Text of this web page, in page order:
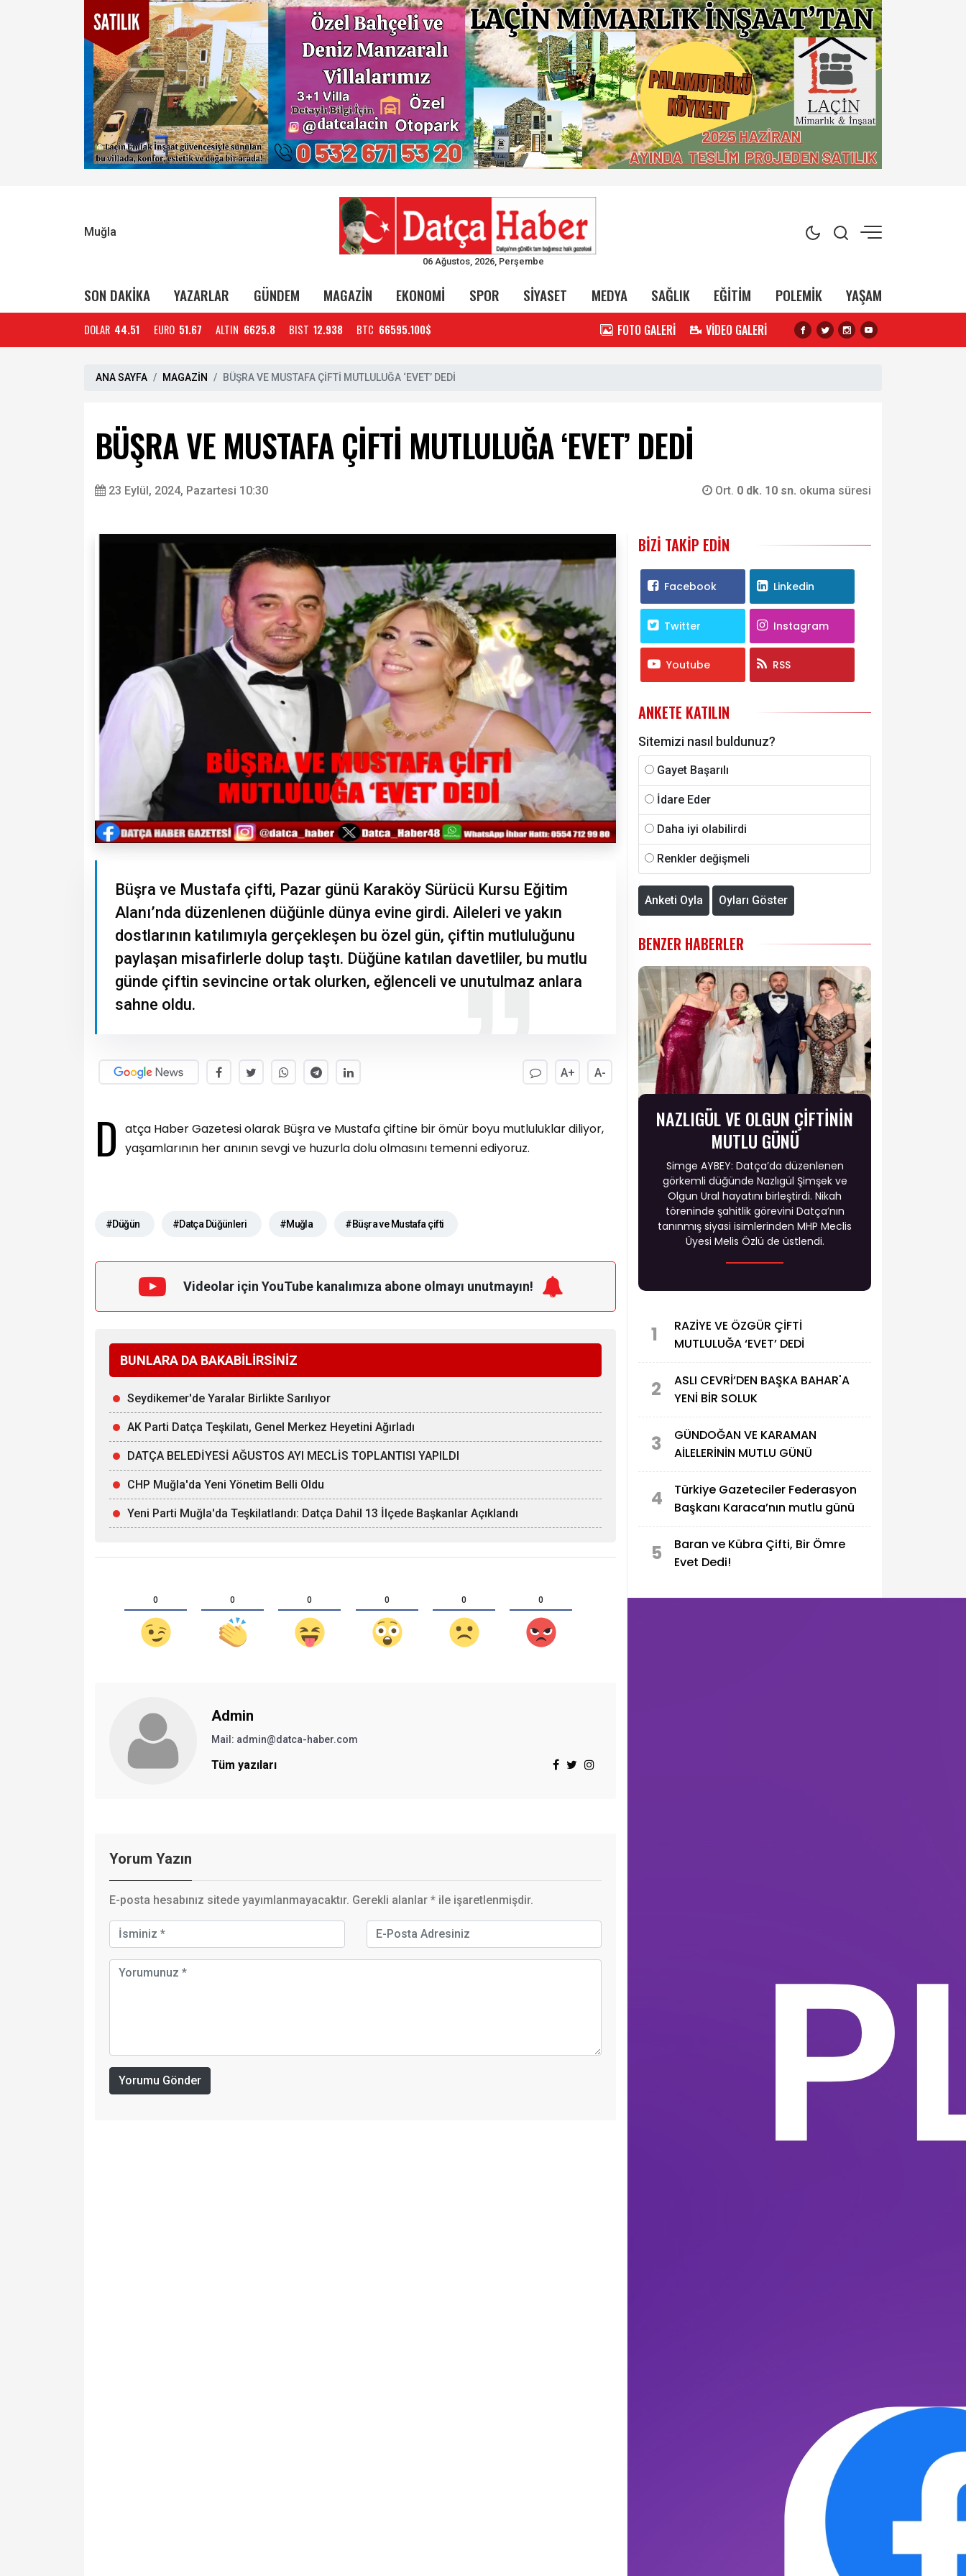
Muğla
06 Ağustos, 2026, Perşembe
SON DAKİKA YAZARLAR GÜNDEM MAGAZİN EKONOMİ SPOR SİYASET MEDYA SAĞLIK EĞİTİM POLEMİK YAŞAM
DOLAR 44.51 EURO 51.67 ALTIN 6625.8 BIST 12.938 BTC 66595.100$ FOTO GALERİ VİDEO GALERİ
ANA SAYFA MAGAZİN BÜŞRA VE MUSTAFA ÇİFTİ MUTLULUĞA ‘EVET’ DEDİ
BÜŞRA VE MUSTAFA ÇİFTİ MUTLULUĞA ‘EVET’ DEDİ
23 Eylül, 2024, Pazartesi 10:30 Ort. 0 dk. 10 sn. okuma süresi
Büşra ve Mustafa çifti, Pazar günü Karaköy Sürücü Kursu Eğitim
Alanı’nda düzenlenen düğünle dünya evine girdi. Aileleri ve yakın
dostlarının katılımıyla gerçekleşen bu özel gün, çiftin mutluluğunu
paylaşan misafirlerle dolup taştı. Düğüne katılan davetliler, bu mutlu
günde çiftin sevincine ortak olurken, eğlenceli ve unutulmaz anlara
sahne oldu.
A+ A-
D atça Haber Gazetesi olarak Büşra ve Mustafa çiftine bir ömür boyu mutluluklar diliyor,
yaşamlarının her anının sevgi ve huzurla dolu olmasını temenni ediyoruz.
#Düğün #Datça Düğünleri #Muğla #Büşra ve Mustafa çifti
Videolar için YouTube kanalımıza abone olmayı unutmayın!
BUNLARA DA BAKABİLİRSİNİZ
Seydikemer'de Yaralar Birlikte Sarılıyor
AK Parti Datça Teşkilatı, Genel Merkez Heyetini Ağırladı
DATÇA BELEDİYESİ AĞUSTOS AYI MECLİS TOPLANTISI YAPILDI
CHP Muğla'da Yeni Yönetim Belli Oldu
Yeni Parti Muğla'da Teşkilatlandı: Datça Dahil 13 İlçede Başkanlar Açıklandı
0 0 0 0 0 0
Admin
Mail: admin@datca-haber.com
Tüm yazıları
Yorum Yazın
E-posta hesabınız sitede yayımlanmayacaktır. Gerekli alanlar * ile işaretlenmişdir.
Yorumu Gönder
BIZI TAKIP EDIN
Facebook Linkedin
Twitter Instagram
Youtube RSS
ANKETE KATILIN
Sitemizi nasıl buldunuz?
Gayet Başarılı
İdare Eder
Daha iyi olabilirdi
Renkler değişmeli
Anketi Oyla Oyları Göster
BENZER HABERLER
NAZLIGÜL VE OLGUN ÇİFTİNİN
MUTLU GÜNÜ
Simge AYBEY: Datça’da düzenlenen
görkemli düğünde Nazlıgül Şimşek ve
Olgun Ural hayatını birleştirdi. Nikah
töreninde şahitlik görevini Datça’nın
tanınmış siyasi isimlerinden MHP Meclis
Üyesi Melis Özlü de üstlendi.
1
RAZİYE VE ÖZGÜR ÇİFTİ
MUTLULUĞA ‘EVET’ DEDİ
2
ASLI CEVRİ’DEN BAŞKA BAHAR'A
YENİ BİR SOLUK
3
GÜNDOĞAN VE KARAMAN
AİLELERİNİN MUTLU GÜNÜ
4
Türkiye Gazeteciler Federasyon
Başkanı Karaca’nın mutlu günü
5
Baran ve Kübra Çifti, Bir Ömre
Evet Dedi!